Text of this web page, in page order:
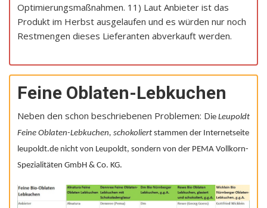
Optimierungsmaßnahmen. 11) Laut Anbieter ist das
Produkt im Herbst ausgelaufen und es würden nur noch
Restmengen dieses Lieferanten abverkauft werden.
Feine Oblaten-Lebkuchen
Neben den schon beschriebenen Problemen: Die Leupoldt
Feine Oblaten-Lebkuchen, schokoliert stammen der Internetseite
leupoldt.de nicht von Leupoldt, sondern von der PEMA Vollkorn-
Spezialitäten GmbH & Co. KG.